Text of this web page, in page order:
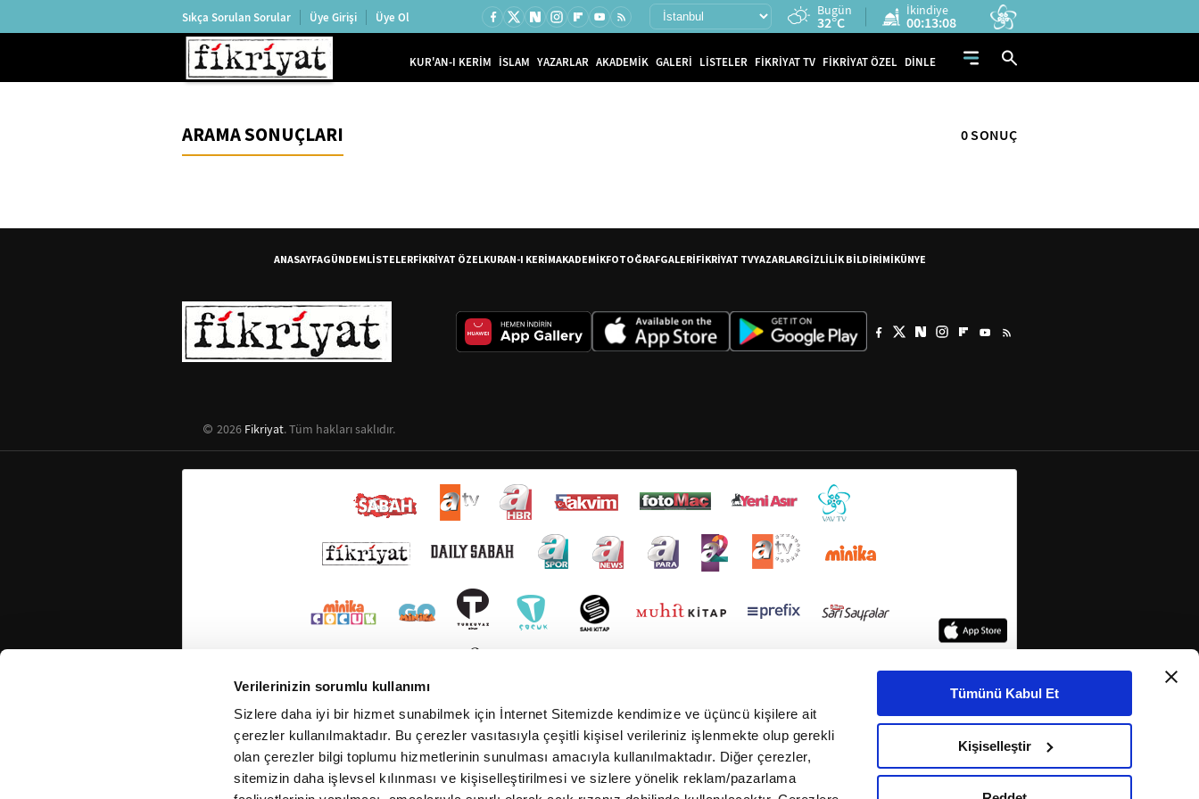
Verilerinizin sorumlu kullanımı
Sizlere daha iyi bir hizmet sunabilmek için İnternet Sitemizde kendimize ve üçüncü kişilere ait
çerezler kullanılmaktadır. Bu çerezler vasıtasıyla çeşitli kişisel verileriniz işlenmekte olup gerekli
olan çerezler bilgi toplumu hizmetlerinin sunulması amacıyla kullanılmaktadır. Diğer çerezler,
sitemizin daha işlevsel kılınması ve kişiselleştirilmesi ve sizlere yönelik reklam/pazarlama
Tümünü Kabul Et
Kişiselleştir
Sıkça Sorulan Sorular Üye Girişi Üye Ol Bugün
32°C
İkindiye
00:13:08
KUR'AN-I KERİM İSLAM YAZARLAR AKADEMİK GALERİ LİSTELER FİKRİYAT TV FİKRİYAT ÖZEL DİNLE
ARAMA SONUÇLARI 0 SONUÇ
ANASAYFAGÜNDEMLİSTELERFİKRİYAT ÖZELKURAN-I KERİMAKADEMİKFOTOĞRAFGALERİFİKRİYAT TVYAZARLARGİZLİLİK BİLDİRİMİKÜNYE
2026 Fikriyat. Tüm hakları saklıdır.